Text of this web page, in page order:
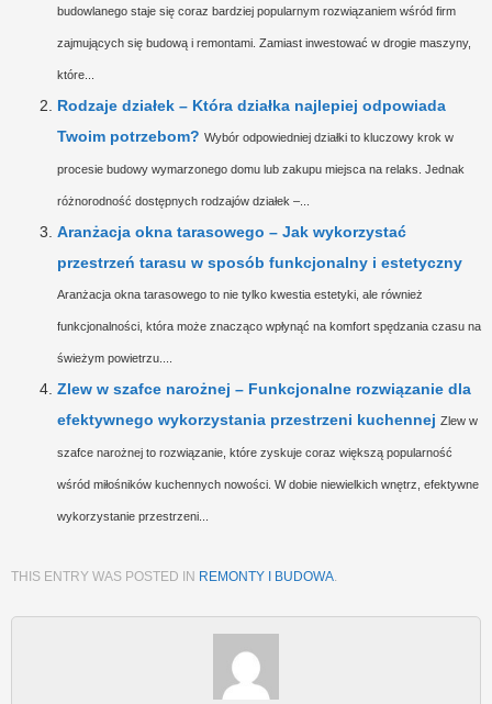
budowlanego staje się coraz bardziej popularnym rozwiązaniem wśród firm
zajmujących się budową i remontami. Zamiast inwestować w drogie maszyny,
które...
Rodzaje działek – Która działka najlepiej odpowiada
Twoim potrzebom? Wybór odpowiedniej działki to kluczowy krok w
procesie budowy wymarzonego domu lub zakupu miejsca na relaks. Jednak
różnorodność dostępnych rodzajów działek –...
Aranżacja okna tarasowego – Jak wykorzystać
przestrzeń tarasu w sposób funkcjonalny i estetyczny
Aranżacja okna tarasowego to nie tylko kwestia estetyki, ale również
funkcjonalności, która może znacząco wpłynąć na komfort spędzania czasu na
świeżym powietrzu....
Zlew w szafce narożnej – Funkcjonalne rozwiązanie dla
efektywnego wykorzystania przestrzeni kuchennej Zlew w
szafce narożnej to rozwiązanie, które zyskuje coraz większą popularność
wśród miłośników kuchennych nowości. W dobie niewielkich wnętrz, efektywne
wykorzystanie przestrzeni...
THIS ENTRY WAS POSTED IN REMONTY I BUDOWA